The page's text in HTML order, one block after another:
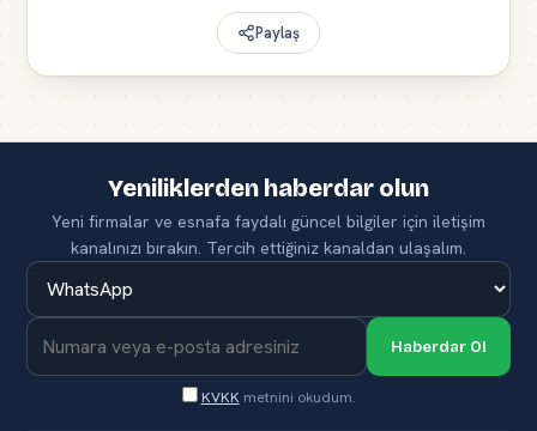
Paylaş
Yeniliklerden haberdar olun
Yeni firmalar ve esnafa faydalı güncel bilgiler için iletişim
kanalınızı bırakın. Tercih ettiğiniz kanaldan ulaşalım.
Haberdar Ol
KVKK metnini okudum.